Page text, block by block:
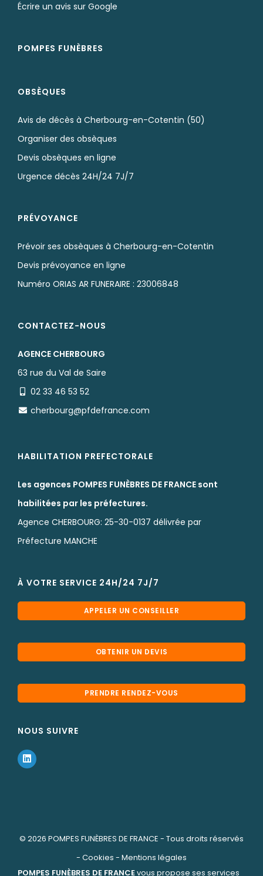
Écrire un avis sur Google
POMPES FUNÈBRES
OBSÈQUES
Avis de décès à Cherbourg-en-Cotentin (50)
Organiser des obsèques
Devis obsèques en ligne
Urgence décès 24H/24 7J/7
PRÉVOYANCE
Prévoir ses obsèques à Cherbourg-en-Cotentin
Devis prévoyance en ligne
Numéro ORIAS AR FUNERAIRE : 23006848
CONTACTEZ-NOUS
AGENCE CHERBOURG
63 rue du Val de Saire
02 33 46 53 52
cherbourg@pfdefrance.com
HABILITATION PREFECTORALE
Les agences POMPES FUNÈBRES DE FRANCE sont
habilitées par les préfectures.
Agence CHERBOURG: 25-30-0137 délivrée par
Préfecture MANCHE
À VOTRE SERVICE 24H/24 7J/7
APPELER UN CONSEILLER
OBTENIR UN DEVIS
PRENDRE RENDEZ-VOUS
NOUS SUIVRE
© 2026 POMPES FUNÈBRES DE FRANCE - Tous droits réservés
- Cookies - Mentions légales
POMPES FUNÈBRES DE FRANCEvous propose ses services